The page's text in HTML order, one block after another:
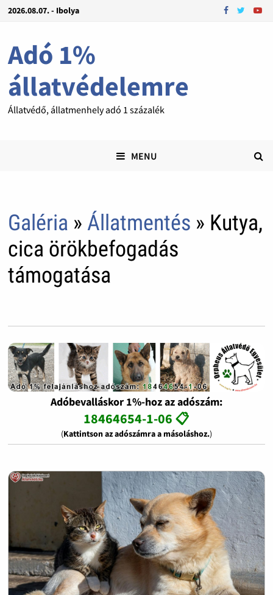
2026.08.07. - Ibolya
Adó 1%
állatvédelemre
Állatvédő, állatmenhely adó 1 százalék
MENU
Galéria » Állatmentés » Kutya,
cica örökbefogadás
támogatása
Adóbevalláskor 1%-hoz az adószám:
18464654-1-06 📋
(Kattintson az adószámra a másoláshoz.)